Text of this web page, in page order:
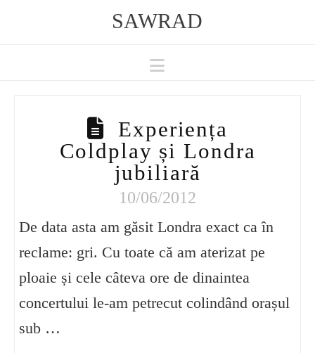
SAWRAD
Navigation
Experiența
Coldplay și Londra
jubiliară
10/06/2012
De data asta am găsit Londra exact ca în
reclame: gri. Cu toate că am aterizat pe
ploaie și cele câteva ore de dinaintea
concertului le-am petrecut colindând orașul
sub …